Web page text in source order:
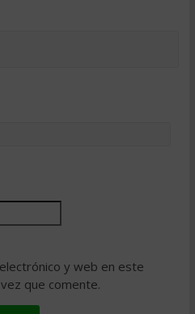
y web en este
que comente.